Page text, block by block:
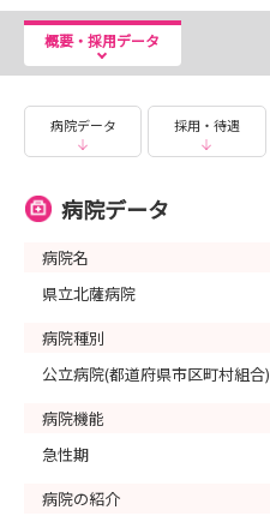
概要・採用データ
病院データ 採用・待遇
病院データ
病院名
県立北薩病院
病院種別
公立病院(都道府県市区町村組合)
病院機能
急性期
病院の紹介